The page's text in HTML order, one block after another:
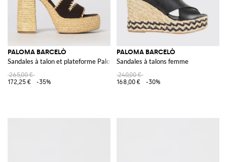
PALOMA BARCELÒ
Sandales à talon et plateforme Paloma Barceló en daim marron et raphia
265,00 €
172,25 €
-35%
PALOMA BARCELÒ
Sandales à talons femme
240,00 €
168,00 €
-30%